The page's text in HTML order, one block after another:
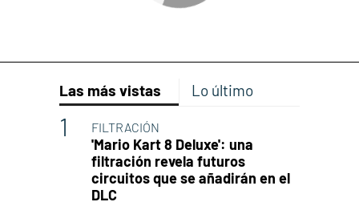
Las más vistas Lo último
FILTRACIÓN
'Mario Kart 8 Deluxe': una
filtración revela futuros
circuitos que se añadirán en el
DLC